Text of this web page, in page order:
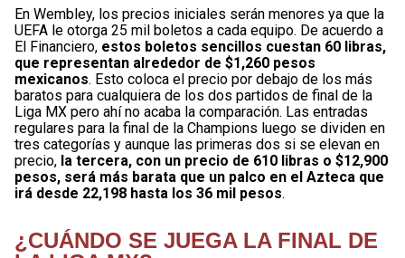
En Wembley, los precios iniciales serán menores ya que la
UEFA le otorga 25 mil boletos a cada equipo. De acuerdo a
El Financiero, estos boletos sencillos cuestan 60 libras,
que representan alrededor de $1,260 pesos
mexicanos. Esto coloca el precio por debajo de los más
baratos para cualquiera de los dos partidos de final de la
Liga MX pero ahí no acaba la comparación. Las entradas
regulares para la final de la Champions luego se dividen en
tres categorías y aunque las primeras dos si se elevan en
precio, la tercera, con un precio de 610 libras o $12,900
pesos, será más barata que un palco en el Azteca que
irá desde 22,198 hasta los 36 mil pesos.
¿CUÁNDO SE JUEGA LA FINAL DE